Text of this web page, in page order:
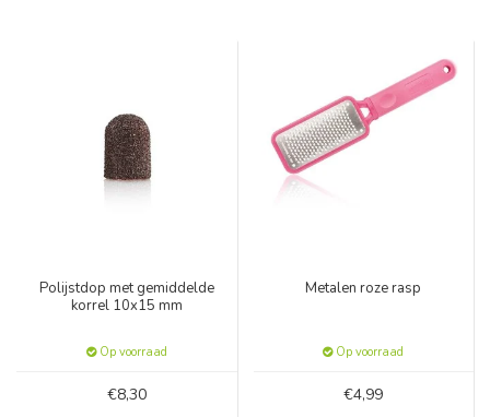
Polijstdop met gemiddelde
korrel 10x15 mm
Op voorraad
€8,30
Metalen roze rasp
Op voorraad
€4,99